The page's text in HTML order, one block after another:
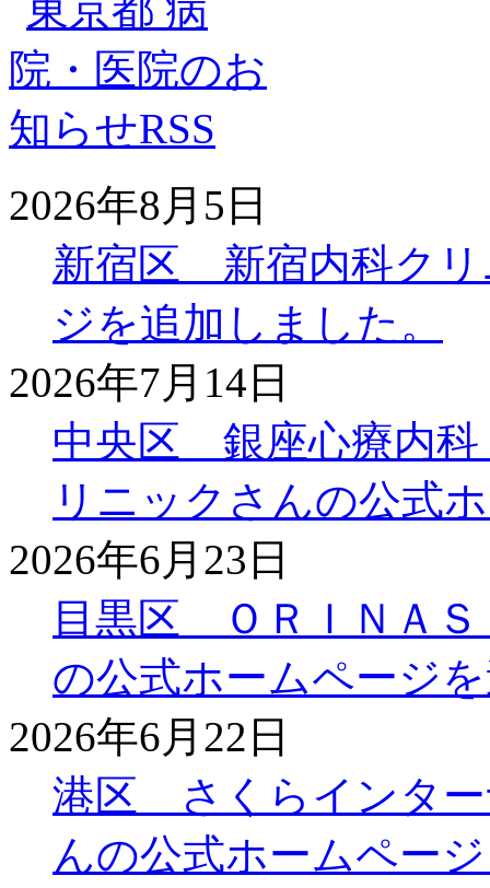
2026年8月5日
新宿区 新宿内科クリ
ジを追加しました。
2026年7月14日
中央区 銀座心療内科
リニックさんの公式
2026年6月23日
目黒区 ＯＲＩＮＡ
の公式ホームページ
2026年6月22日
港区 さくらインター
んの公式ホームペー